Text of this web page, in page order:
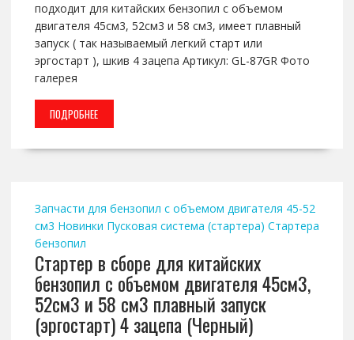
подходит для китайских бензопил с объемом
двигателя 45см3, 52см3 и 58 см3, имеет плавный
запуск ( так называемый легкий старт или
эргостарт ), шкив 4 зацепа Артикул: GL-87GR Фото
галерея
ПОДРОБНЕЕ
Запчасти для бензопил с объемом двигателя 45-52
см3 Новинки Пусковая система (стартера) Стартера
бензопил
Стартер в сборе для китайских
бензопил с объемом двигателя 45см3,
52см3 и 58 см3 плавный запуск
(эргостарт) 4 зацепа (Черный)